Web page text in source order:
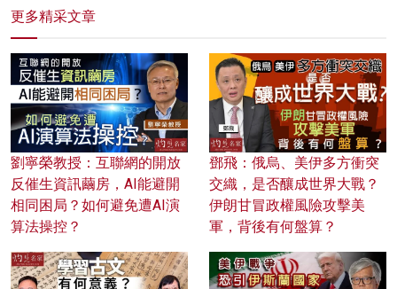
更多精采文章
劉寧榮教授：互聯網的開放
反催生資訊繭房，AI能避開
相同困局？如何避免遭AI演
算法操控？
鄧飛：俄烏、美伊多方衝突
交織，是否釀成世界大戰？
伊朗甘冒政權風險攻擊美
軍，背後有何盤算？